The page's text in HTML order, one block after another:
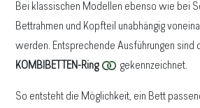
Bei klassischen Modellen ebenso wie bei
Bettrahmen und Kopfteil unabhängig
werden. Entsprechende Ausführungen sind
KOMBIBETTEN-Ring
gekennzeichnet.
So entsteht die Möglichkeit, ein Bett